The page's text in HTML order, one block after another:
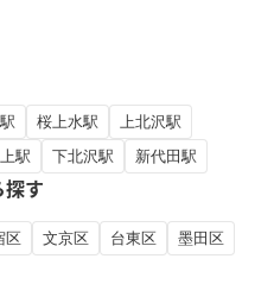
桜上水駅
上北沢駅
駅 下北沢駅 新代田駅
す
区 文京区 台東区
墨田区